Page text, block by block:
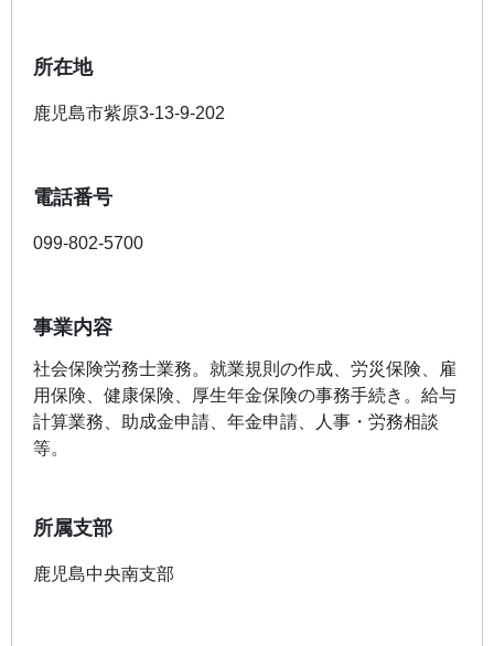
所在地
鹿児島市紫原3-13-9-202
電話番号
099-802-5700
事業内容
社会保険労務士業務。就業規則の作成、労災保険、雇
用保険、健康保険、厚生年金保険の事務手続き。給与
計算業務、助成金申請、年金申請、人事・労務相談
等。
所属支部
鹿児島中央南支部